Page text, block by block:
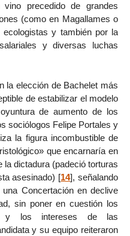
precedido de grandes
(como en Magallames o
y también por la
y diversas luchas
la elección de Bachelet más
de estabilizar el modelo
de aumento de los
sociólogos Felipe Portales y
la figura incombustible de
que encarnaría en
la dictadura (padeció torturas
asesinado) [14], señalando
Concertación en declive
sin poner en cuestión los
y los intereses de las
y su equipo reiteraron